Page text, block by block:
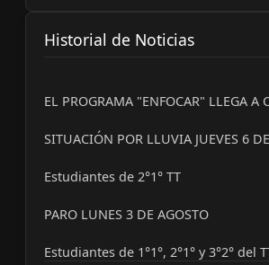
Historial de Noticias
EL PROGRAMA "ENFOCAR" LLEGA A
SITUACIÓN POR LLUVIA JUEVES 6
Estudiantes de 2°1° TT
PARO LUNES 3 DE AGOSTO
Estudiantes de 1°1°, 2°1° y 3°2° del